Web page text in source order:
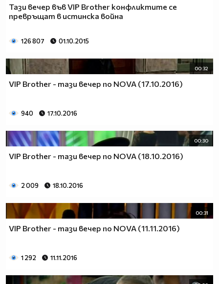
Тази вечер във VIP Brother конфликтите се
превръщат в истинска война
126 807 01.10.2015
00:32
VIP Brother - тази вечер по NOVA (17.10.2016)
940 17.10.2016
00:30
VIP Brother - тази вечер по NOVA (18.10.2016)
2 009 18.10.2016
00:31
VIP Brother - тази вечер по NOVA (11.11.2016)
1 292 11.11.2016